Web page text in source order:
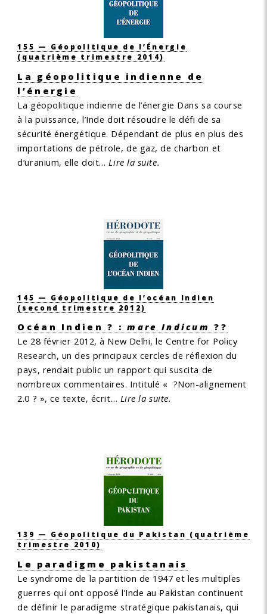
155 — Géopolitique de l’Énergie
(quatrième trimestre 2014)
La géopolitique indienne de
l’énergie
La géopolitique indienne de l’énergie Dans sa course
à la puissance, l’Inde doit résoudre le défi de sa
sécurité énergétique. Dépendant de plus en plus des
importations de pétrole, de gaz, de charbon et
d’uranium, elle doit…Lire la suite.
145 — Géopolitique de l’océan Indien
(second trimestre 2012)
Océan Indien ? :mare Indicum ??
Le 28 février 2012, à New Delhi, le Centre for Policy
Research, un des principaux cercles de réflexion du
pays, rendait public un rapport qui suscita de
nombreux commentaires. Intitulé « ?Non-alignement
2.0 ? », ce texte, écrit… Lire la suite.
139 — Géopolitique du Pakistan (quatrième
trimestre 2010)
Le paradigme pakistanais
Le syndrome de la partition de 1947 et les multiples
guerres qui ont opposé l’Inde au Pakistan continuent
de définir le paradigme stratégique pakistanais, qui